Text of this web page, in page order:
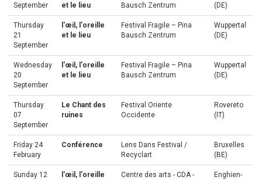
September
et le lieu
Bausch Zentrum
(DE)
Thursday
21
September
l'œil, l'oreille
et le lieu
Festival Fragile – Pina
Bausch Zentrum
Wuppertal
(DE)
Wednesday
20
September
l'œil, l'oreille
et le lieu
Festival Fragile – Pina
Bausch Zentrum
Wuppertal
(DE)
Thursday
07
September
Le Chant des
ruines
Festival Oriente
Occidente
Rovereto
(IT)
Friday 24
February
Conférence
Lens Dans Festival /
Recyclart
Bruxelles
(BE)
Sunday 12
l'œil, l'oreille
Centre des arts - CDA -
Enghien-